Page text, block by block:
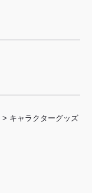
> キャラクターグッズ